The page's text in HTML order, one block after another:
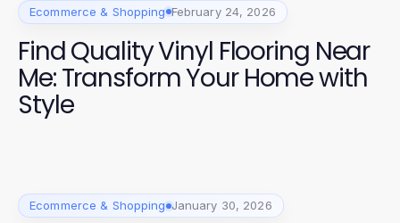
Ecommerce & Shopping February 24, 2026
Find Quality Vinyl Flooring Near
Me: Transform Your Home with
Style
Ecommerce & Shopping January 30, 2026